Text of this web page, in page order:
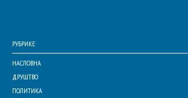
РУБРИКЕ
НАСЛОВНА
ДРУШТВО
ПОЛИТИКА